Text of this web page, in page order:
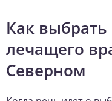
Как
лечащего
Северном